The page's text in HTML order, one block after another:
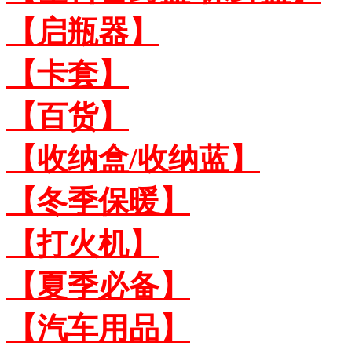
【启瓶器】
【卡套】
【百货】
【收纳盒/收纳蓝】
【冬季保暖】
【打火机】
【夏季必备】
【汽车用品】